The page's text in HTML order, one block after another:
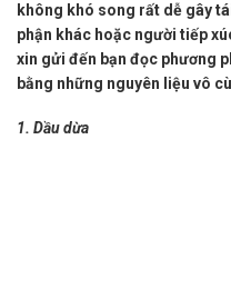
không khó song rất dễ gây
phận khác hoặc người tiếp
xin gửi đến bạn đọc phương
bằng những nguyên liệu vô
1. Dầu dừa